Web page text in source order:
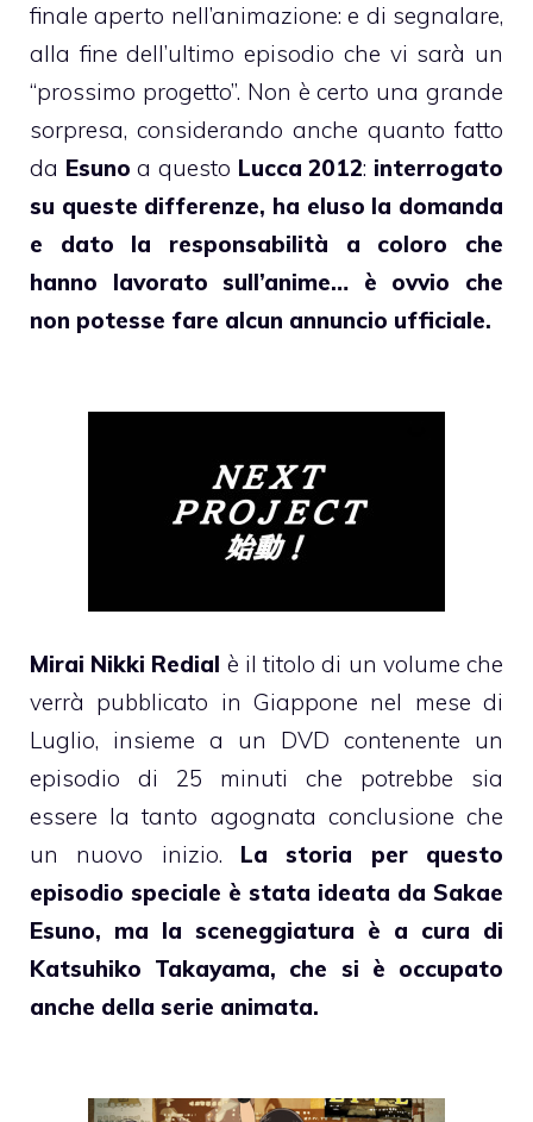
finale aperto nell’animazione: e di segnalare,
alla fine dell’ultimo episodio che vi sarà un
“prossimo progetto”. Non è certo una grande
sorpresa, considerando anche quanto fatto
da Esuno a questo Lucca 2012: interrogato
su queste differenze, ha eluso la domanda
e dato la responsabilità a coloro che
hanno lavorato sull’anime… è ovvio che
non potesse fare alcun annuncio ufficiale.
Mirai Nikki Redial è il titolo di un volume che
verrà pubblicato in Giappone nel mese di
Luglio, insieme a un DVD contenente un
episodio di 25 minuti che potrebbe sia
essere la tanto agognata conclusione che
un nuovo inizio. La storia per questo
episodio speciale è stata ideata da Sakae
Esuno, ma la sceneggiatura è a cura di
Katsuhiko Takayama, che si è occupato
anche della serie animata.